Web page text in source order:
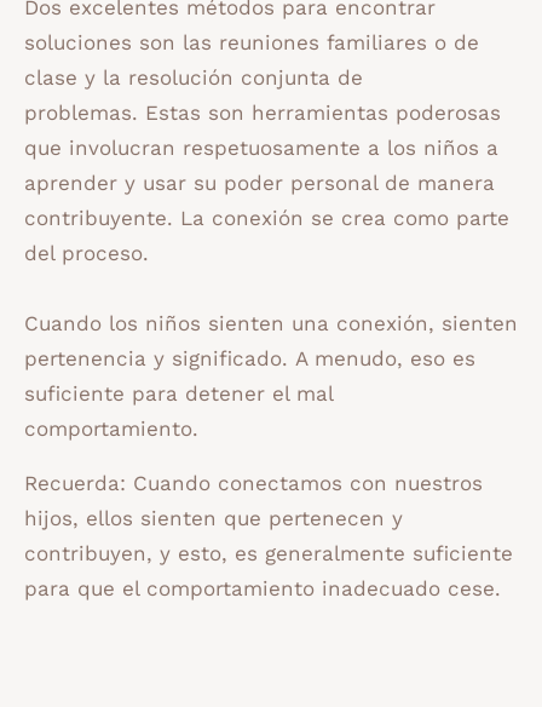
Dos excelentes métodos para encontrar
soluciones son las reuniones familiares o de
clase y la resolución conjunta de
problemas. Estas son herramientas poderosas
que involucran respetuosamente a los niños a
aprender y usar su poder personal de manera
contribuyente. La conexión se crea como parte
del proceso.
Cuando los niños sienten una conexión, sienten
pertenencia y significado. A menudo, eso es
suficiente para detener el mal
comportamiento.
Recuerda: Cuando conectamos con nuestros
hijos, ellos sienten que pertenecen y
contribuyen, y esto, es generalmente suficiente
para que el comportamiento inadecuado cese.